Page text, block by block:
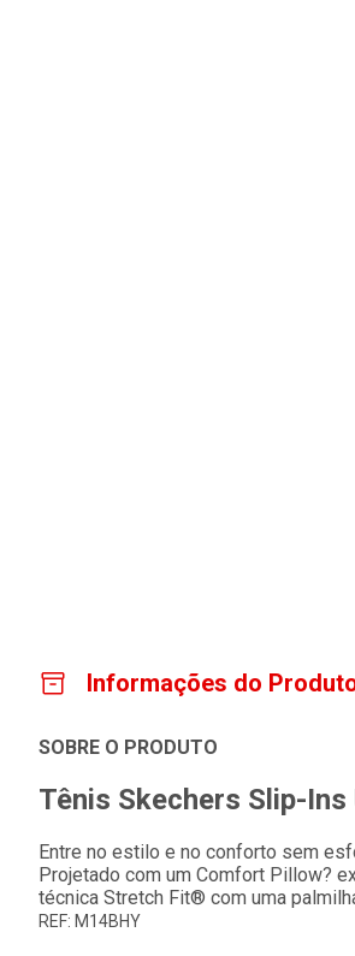
Informações do
SOBRE O PRODUTO
Tênis Skechers Slip-
Entre no estilo e no conforto sem
Projetado com um Comfort Pillow?
técnica Stretch Fit® com uma
REF: M14BHY